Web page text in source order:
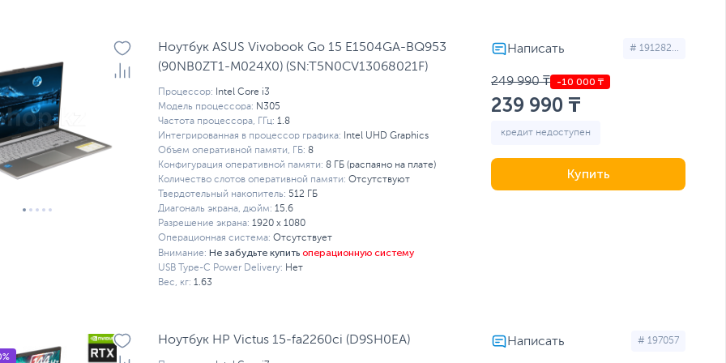
Ноутбук ASUS Vivobook Go 15 E1504GA-BQ953
(90NB0ZT1-M024X0) (SN:T5N0CV13068021F)
Процессор:
Intel Core i3
Модель процессора: N305
Частота процессора, ГГц: 1.8
Интегрированная в процессор графика:
Intel UHD Graphics
Объем оперативной памяти, ГБ: 8
Конфигурация оперативной памяти: 8 ГБ (распаяно на плате)
Количество слотов оперативной памяти: Отсутствуют
Твердотельный накопитель: 512 ГБ
Диагональ экрана, дюйм: 15.6
Разрешение экрана: 1920 x 1080
Операционная система: Отсутствует
Внимание: Не забудьте купить операционную систему
USB Type-C Power Delivery: Нет
Вес, кг: 1.63
# 191282...
249 990 ₸
239 990 ₸
кредит недоступен
Купить
Ноутбук HP Victus 15-fa2260ci (D9SH0EA) # 197057